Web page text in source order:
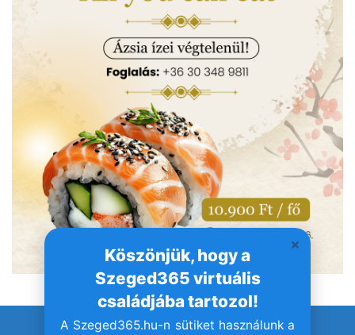
Köszönjük, hogy a
Szeged365 virtuális
családjába tartozol!
A Szeged365.hu-n sütiket használunk a